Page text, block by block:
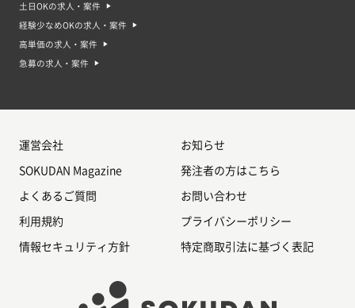
土日OKの求人・案件
経験少なめOKの求人・案件
高単価の求人・案件
急募の求人・案件
運営会社 お知らせ
SOKUDAN Magazine 発注者の方はこちら
よくあるご質問 お問い合わせ
利用規約 プライバシーポリシー
情報セキュリティ方針 特定商取引法に基づく表記